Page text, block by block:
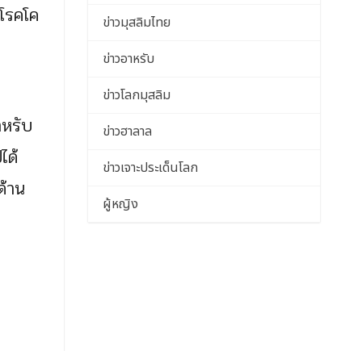
คโค
รับ
ด้
าน
ข่าวมุสลิมไทย
ข่าวอาหรับ
ข่าวโลกมุสลิม
ข่าวฮาลาล
ข่าวเจาะประเด็นโลก
ผู้หญิง